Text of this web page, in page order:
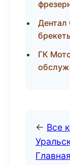
Дентал
ГК
← Все